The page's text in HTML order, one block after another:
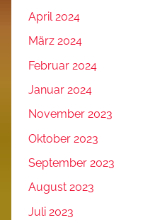
April 2024
März 2024
Februar 2024
Januar 2024
November 2023
Oktober 2023
September 2023
August 2023
Juli 2023